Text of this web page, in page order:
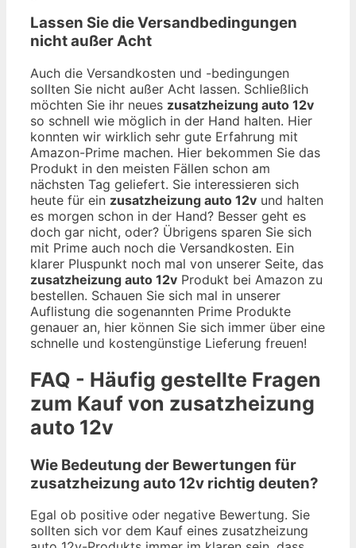
Lassen Sie die Versandbedingungen
nicht außer Acht
Auch die Versandkosten und -bedingungen
sollten Sie nicht außer Acht lassen. Schließlich
möchten Sie ihr neues zusatzheizung auto 12v
so schnell wie möglich in der Hand halten. Hier
konnten wir wirklich sehr gute Erfahrung mit
Amazon-Prime machen. Hier bekommen Sie das
Produkt in den meisten Fällen schon am
nächsten Tag geliefert. Sie interessieren sich
heute für ein zusatzheizung auto 12v und halten
es morgen schon in der Hand? Besser geht es
doch gar nicht, oder? Übrigens sparen Sie sich
mit Prime auch noch die Versandkosten. Ein
klarer Pluspunkt noch mal von unserer Seite, das
zusatzheizung auto 12v Produkt bei Amazon zu
bestellen. Schauen Sie sich mal in unserer
Auflistung die sogenannten Prime Produkte
genauer an, hier können Sie sich immer über eine
schnelle und kostengünstige Lieferung freuen!
FAQ - Häufig gestellte Fragen
zum Kauf von zusatzheizung
auto 12v
Wie Bedeutung der Bewertungen für
zusatzheizung auto 12v richtig deuten?
Egal ob positive oder negative Bewertung. Sie
sollten sich vor dem Kauf eines zusatzheizung